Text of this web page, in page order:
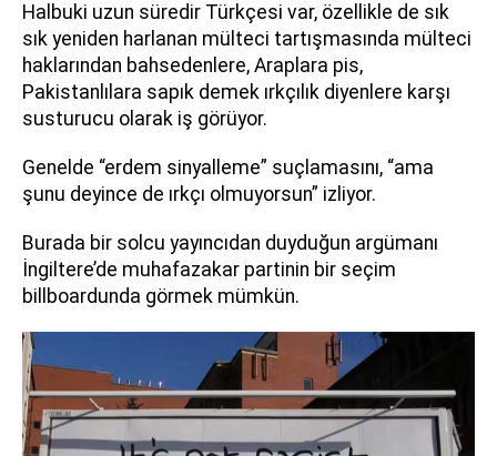
Halbuki uzun süredir Türkçesi var, özellikle de sık
sık yeniden harlanan mülteci tartışmasında mülteci
haklarından bahsedenlere, Araplara pis,
Pakistanlılara sapık demek ırkçılık diyenlere karşı
susturucu olarak iş görüyor.
Genelde “erdem sinyalleme” suçlamasını, “ama
şunu deyince de ırkçı olmuyorsun” izliyor.
Burada bir solcu yayıncıdan duyduğun argümanı
İngiltere’de muhafazakar partinin bir seçim
billboardunda görmek mümkün.